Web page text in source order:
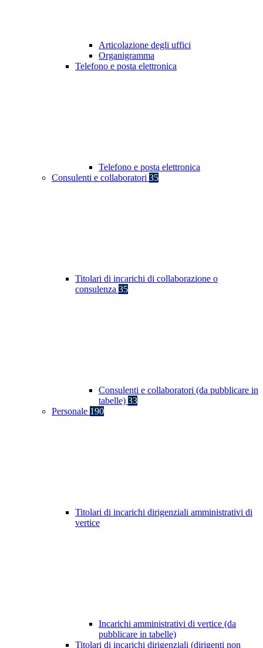
Articolazione degli uffici
Organigramma
Telefono e posta elettronica
Telefono e posta elettronica
Consulenti e collaboratori 35
Titolari di incarichi di collaborazione o
consulenza 35
Consulenti e collaboratori (da pubblicare in
tabelle) 33
Personale 190
Titolari di incarichi dirigenziali amministrativi di
vertice
Incarichi amministrativi di vertice (da
pubblicare in tabelle)
Titolari di incarichi dirigenziali (dirigenti non